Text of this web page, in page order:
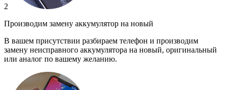
2
Производим замену аккумулятор на новый
В вашем присутствии разбираем телефон и производим
замену неисправного аккумулятора на новый, оригинальный
или аналог по вашему желанию.